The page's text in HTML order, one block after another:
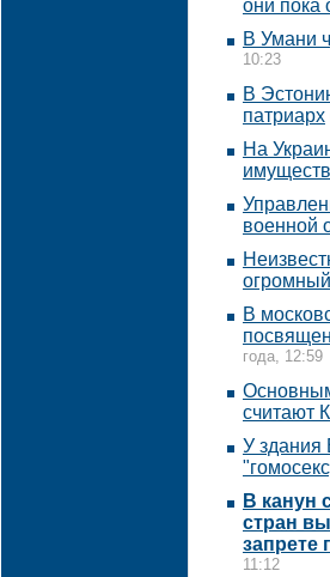
они пока
В Умани
10:23
В
патриарх
На
военной
В
года, 12:59
считают
У здания
В канун
стран
запрете
11:12